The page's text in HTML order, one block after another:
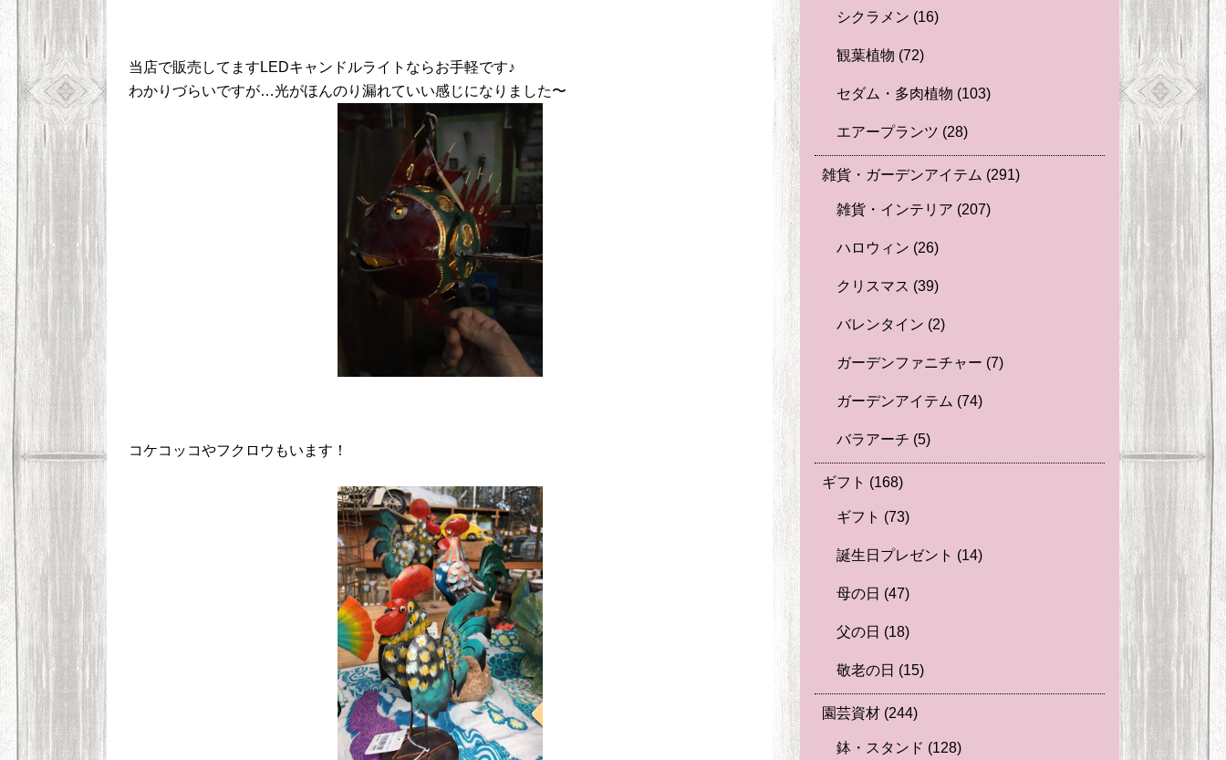
当店で販売してますLEDキャンドルライトならお手軽です♪
わかりづらいですが…光がほんのり漏れていい感じになりました〜
コケコッコやフクロウもいます！
シクラメン (16)
観葉植物 (72)
セダム・多肉植物 (103)
エアープランツ (28)
雑貨・ガーデンアイテム (291)
雑貨・インテリア (207)
ハロウィン (26)
クリスマス (39)
バレンタイン (2)
ガーデンファニチャー (7)
ガーデンアイテム (74)
バラアーチ (5)
ギフト (168)
ギフト (73)
誕生日プレゼント (14)
母の日 (47)
父の日 (18)
敬老の日 (15)
園芸資材 (244)
鉢・スタンド (128)